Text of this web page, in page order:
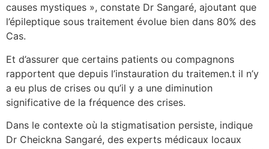
causes mystiques », constate Dr Sangaré, ajoutant que
l’épileptique sous traitement évolue bien dans 80% des
Cas.
Et d’assurer que certains patients ou compagnons
rapportent que depuis l’instauration du traitemen.t il n’y
a eu plus de crises ou qu’il y a une diminution
significative de la fréquence des crises.
Dans le contexte où la stigmatisation persiste, indique
Dr Cheickna Sangaré, des experts médicaux locaux